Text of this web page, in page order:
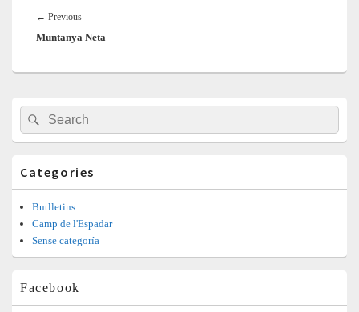
d'entrades
← PreviousPrevious
post:
Muntanya Neta
Barra
lateral
principal
Search
for:
Search
Categories
Butlletins
Camp de l'Espadar
Sense categoría
Facebook